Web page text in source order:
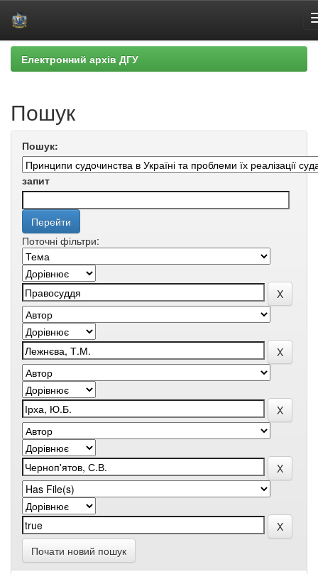
Skip
navigation
Електронний архів ДГУ
Пошук
Пошук:
запит
Поточні фільтри:
Почати новий пошук